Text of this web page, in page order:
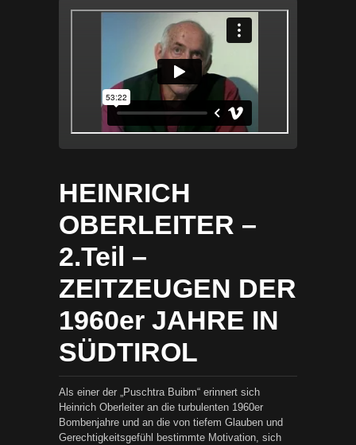
HEINRICH
OBERLEITER –
2.Teil –
ZEITZEUGEN DER
1960er JAHRE IN
SÜDTIROL
Als einer der „Puschtra Buibm“ erinnert sich
Heinrich Oberleiter an die turbulenten 1960er
Bombenjahre und an die von tiefem Glauben und
Gerechtigkeitsgefühl bestimmte Motivation, sich